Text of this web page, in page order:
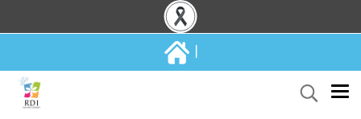
|